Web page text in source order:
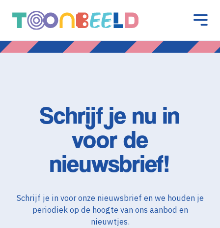
Schrijf je nu in
voor de
nieuwsbrief!
Schrijf je in voor onze nieuwsbrief en we houden je
periodiek op de hoogte van ons aanbod en
nieuwtjes.